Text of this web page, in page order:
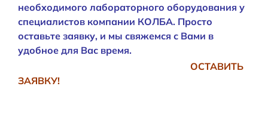
необходимого лабораторного оборудования у
специалистов компании КОЛБА. Просто
оставьте заявку, и мы свяжемся с Вами в
удобное для Вас время.
ОСТАВИТЬ
ЗАЯВКУ!